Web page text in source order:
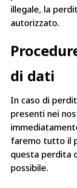
illegale, la
autorizzato.
di dati
In caso di
presenti nei
faremo tutto il
questa perdita
possibile.